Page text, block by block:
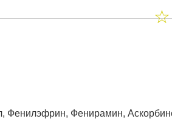
Фенилэфрин, Фенирамин,